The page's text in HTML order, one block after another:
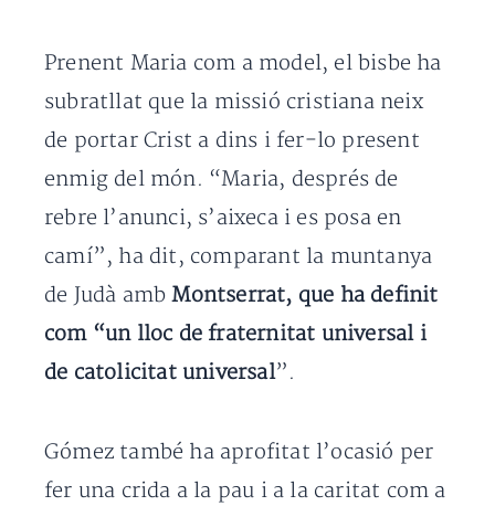
Prenent Maria com a model, el bisbe ha
subratllat que la missió cristiana neix
de portar Crist a dins i fer-lo present
enmig del món. “Maria, després de
rebre l’anunci, s’aixeca i es posa en
camí”, ha dit, comparant la muntanya
de Judà ambMontserrat, que ha definit
com “un lloc de fraternitat universal i
de catolicitat universal”.
Gómez també ha aprofitat l’ocasió per
fer una crida a la pau i a la caritat com a